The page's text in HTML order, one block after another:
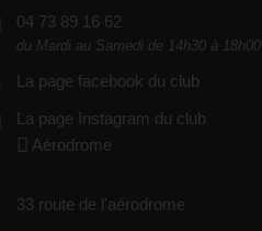
04 73 89 16 62
du Mardi au Samedi de 14h30 à 18h00
La page facebook du club
La page Instagram du club
Aérodrome
33 route de l'aérodrome